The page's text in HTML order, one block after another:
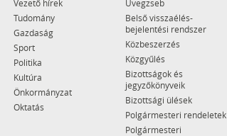
Vezető hírek
Tudomány
Gazdaság
Sport
Politika
Kultúra
Önkormányzat
Oktatás
Üvegzseb
Belső visszaélés-
bejelentési rendszer
Közbeszerzés
Közgyűlés
Bizottságok és
jegyzőkönyveik
Bizottsági ülések
Polgármesteri rendeletek
Polgármesteri